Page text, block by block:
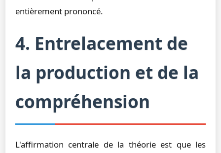
entièrement prononcé.
4. Entrelacement de
la production et de la
compréhension
L'affirmation centrale de la théorie est que les